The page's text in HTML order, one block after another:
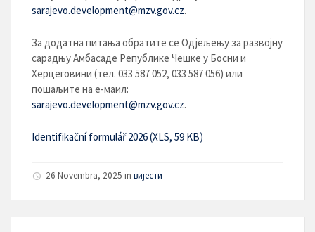
sarajevo.development@mzv.gov.cz.
За додатна питања обратите се Одјељењу за развојну
сарадњу Амбасаде Републике Чешке у Босни и
Херцеговини (тел. 033 587 052, 033 587 056) или
пошаљите на е-маил:
sarajevo.development@mzv.gov.cz.
Identifikační formulář 2026(XLS, 59 KB)
26 Novembra, 2025 in вијести